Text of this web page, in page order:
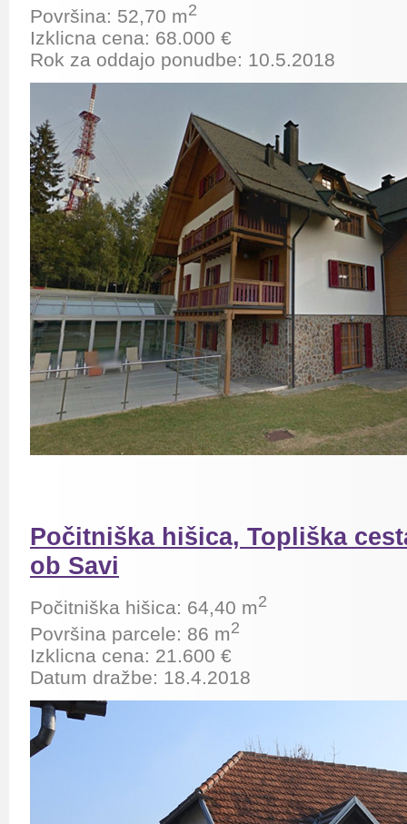
Površina: 52,70 m2
Izklicna cena: 68.000 €
Rok za oddajo ponudbe: 10.5.2018
Počitniška hišica, Topliška
ob Savi
Počitniška hišica: 64,40 m2
Površina parcele: 86 m2
Izklicna cena: 21.600 €
Datum dražbe: 18.4.2018